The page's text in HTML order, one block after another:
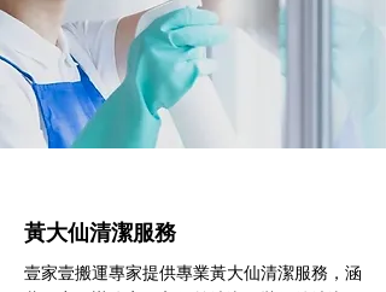
黃大仙清潔服務
壹家壹搬運專家提供專業黃大仙清潔服務，涵